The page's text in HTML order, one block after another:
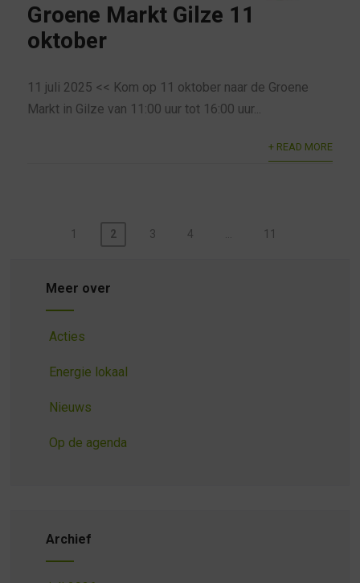
Groene Markt Gilze 11
oktober
11 juli 2025 << Kom op 11 oktober naar de Groene
Markt in Gilze van 11:00 uur tot 16:00 uur...
+ READ MORE
Berichten
1 2 3 4 11
Meer over
Acties
Energie lokaal
Nieuws
Op de agenda
Archief